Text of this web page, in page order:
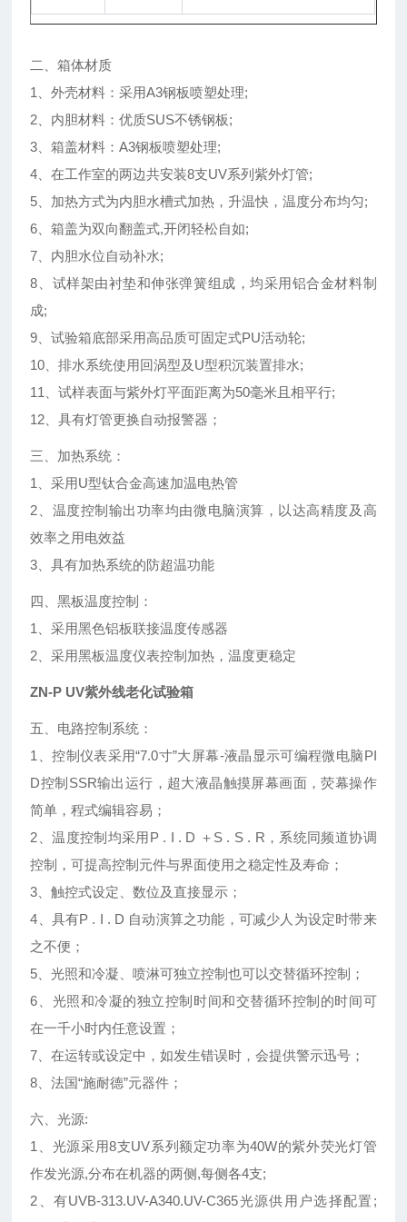
二、箱体材质
1、外壳材料：采用A3钢板喷塑处理;
2、内胆材料：优质SUS不锈钢板;
3、箱盖材料：A3钢板喷塑处理;
4、在工作室的两边共安装8支UV系列紫外灯管;
5、加热方式为内胆水槽式加热，升温快，温度分布均匀;
6、箱盖为双向翻盖式,开闭轻松自如;
7、内胆水位自动补水;
8、试样架由衬垫和伸张弹簧组成，均采用铝合金材料制
成;
9、试验箱底部采用高品质可固定式PU活动轮;
10、排水系统使用回涡型及U型积沉装置排水;
11、试样表面与紫外灯平面距离为50毫米且相平行;
12、具有灯管更换自动报警器；
三、加热系统：
1、采用U型钛合金高速加温电热管
2、温度控制输出功率均由微电脑演算，以达高精度及高
效率之用电效益
3、具有加热系统的防超温功能
四、黑板温度控制：
1、采用黑色铝板联接温度传感器
2、采用黑板温度仪表控制加热，温度更稳定
ZN-P UV紫外线老化试验箱
五、电路控制系统：
1、控制仪表采用“7.0寸”大屏幕-液晶显示可编程微电脑PI
D控制SSR输出运行，超大液晶触摸屏幕画面，荧幕操作
简单，程式编辑容易；
2、温度控制均采用P . I . D ＋S . S . R，系统同频道协调
控制，可提高控制元件与界面使用之稳定性及寿命；
3、触控式设定、数位及直接显示；
4、具有P . I . D 自动演算之功能，可减少人为设定时带来
之不便；
5、光照和冷凝、喷淋可独立控制也可以交替循环控制；
6、光照和冷凝的独立控制时间和交替循环控制的时间可
在一千小时内任意设置；
7、在运转或设定中，如发生错误时，会提供警示迅号；
8、法国“施耐德”元器件；
六、光源:
1、光源采用8支UV系列额定功率为40W的紫外荧光灯管
作发光源,分布在机器的两侧,每侧各4支;
2、有UVB-313.UV-A340.UV-C365光源供用户选择配置;